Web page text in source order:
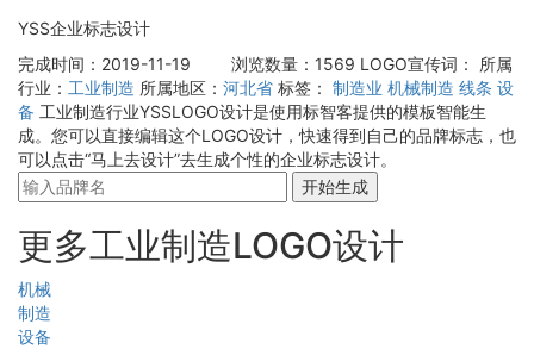
YSS企业标志设计
完成时间：2019-11-19
浏览数量：1569 LOGO宣传词：
所属
行业： 工业制造 所属地区： 河北省 标签： 制造业 机械制造 线条 设
备 工业制造行业YSSLOGO设计是使用标智客提供的模板智能生
成。您可以直接编辑这个LOGO设计，快速得到自己的品牌标志，也
可以点击“马上去设计”去生成个性的企业标志设计。
开始生成
更多工业制造LOGO设计
机械
制造
设备